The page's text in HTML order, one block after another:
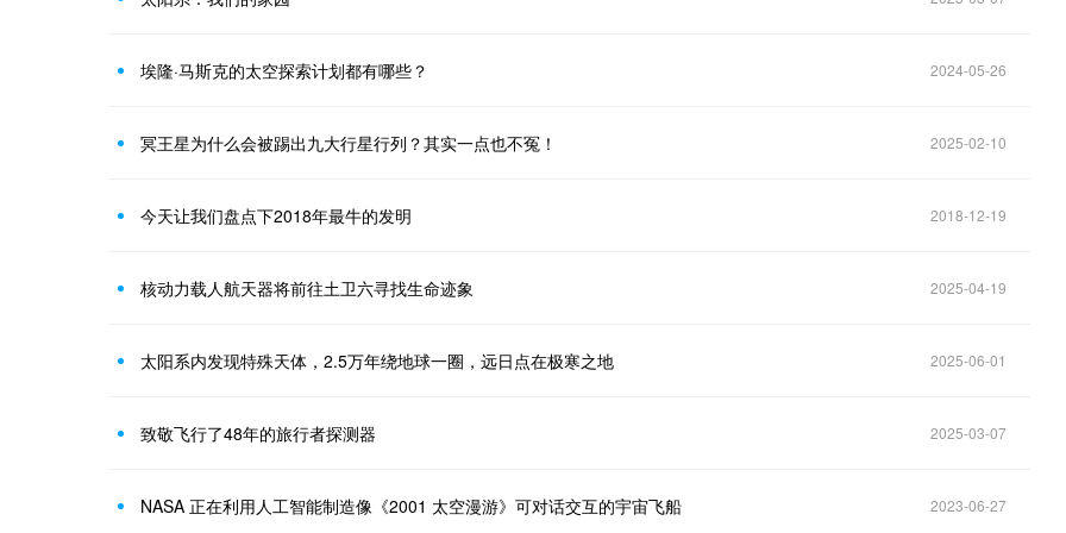
埃隆·马斯克的太空探索计划都有哪些？ 2024-05-26
冥王星为什么会被踢出九大行星行列？其实一点也不冤！ 2025-02-10
今天让我们盘点下2018年最牛的发明 2018-12-19
核动力载人航天器将前往土卫六寻找生命迹象 2025-04-19
太阳系内发现特殊天体，2.5万年绕地球一圈，远日点在极寒之地 2025-06-01
致敬飞行了48年的旅行者探测器 2025-03-07
NASA 正在利用人工智能制造像《2001 太空漫游》可对话交互的宇宙飞船 2023-06-27